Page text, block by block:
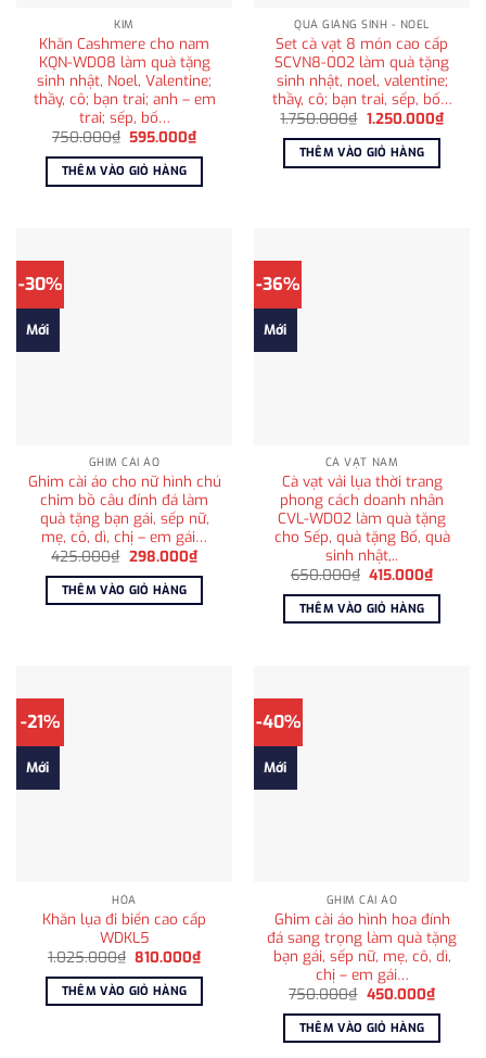
KIM
Khăn Cashmere cho nam
KQN-WD08 làm quà tặng
sinh nhật, Noel, Valentine;
thầy, cô; bạn trai; anh – em
trai; sếp, bố…
750.000₫ Giá
là:
750.000₫.
595.000₫Giá
tại
595.000₫.
THÊM VÀO GIỎ HÀNG
QUÀ GIÁNG SINH - NOEL
Set cà vạt 8 món cao cấp
SCVN8-002 làm quà tặng
sinh nhật, noel, valentine;
thầy, cô; bạn trai, sếp, bố…
1.750.000₫ Giá
là:
1.750.000₫.
1.250.000₫Giá
THÊM VÀO GIỎ HÀNG
-30%
Mới
GHIM CÀI ÁO
Ghim cài áo cho nữ hình chú
chim bồ câu đính đá làm
quà tặng bạn gái, sếp nữ,
mẹ, cô, dì, chị – em gái…
425.000₫ Giá
là:
425.000₫.
298.000₫Giá
hiện
tại
298.000₫.
THÊM VÀO GIỎ HÀNG
-36%
Mới
CÀ VẠT NAM
Cà vạt vải lụa thời trang
phong cách doanh nhân
CVL-WD02 làm quà tặng
cho Sếp, quà tặng Bố, quà
sinh nhật,..
650.000₫ Giá
là:
650.000₫.
415.000₫Giá
hiện
tại
THÊM VÀO GIỎ HÀNG
-21%
Mới
HỎA
Khăn lụa đi biển cao cấp
WDKL5
1.025.000₫ Giá
là:
1.025.000₫.
810.000₫Giá
hiện
tại
810.000₫.
THÊM VÀO GIỎ HÀNG
-40%
Mới
GHIM CÀI ÁO
Ghim cài áo hình hoa đính
đá sang trọng làm quà tặng
bạn gái, sếp nữ, mẹ, cô, dì,
chị – em gái…
750.000₫ Giá
là:
750.000₫.
450.000₫Giá
hiện
tại
THÊM VÀO GIỎ HÀNG